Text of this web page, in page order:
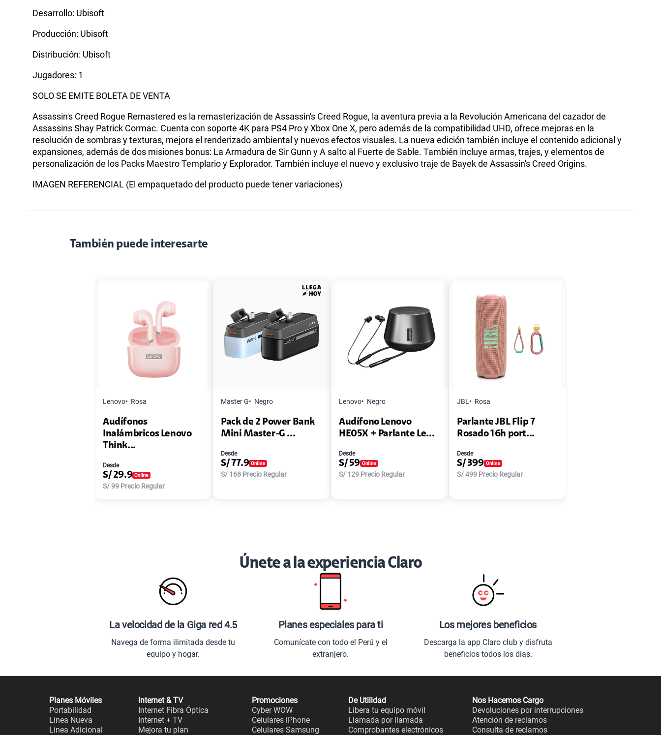
Desarrollo: Ubisoft
Producción: Ubisoft
Distribución: Ubisoft
Jugadores: 1
SOLO SE EMITE BOLETA DE VENTA
Assassin's Creed Rogue Remastered es la remasterización de Assassin's Creed Rogue, la aventura previa a la Revolución Americana del cazador de
Assassins Shay Patrick Cormac. Cuenta con soporte 4K para PS4 Pro y Xbox One X, pero además de la compatibilidad UHD, ofrece mejoras en la
resolución de sombras y texturas, mejora el renderizado ambiental y nuevos efectos visuales. La nueva edición también incluye el contenido adicional y
expansiones, además de dos misiones bonus: La Armadura de Sir Gunn y A salto al Fuerte de Sable. También incluye armas, trajes, y elementos de
personalización de los Packs Maestro Templario y Explorador. También incluye el nuevo y exclusivo traje de Bayek de Assassin's Creed Origins.
IMAGEN REFERENCIAL (El empaquetado del producto puede tener variaciones)
También puede interesarte
Lenovo Rosa
Audífonos
Inalámbricos Lenovo
Think...
Desde
S/ 29.9
S/99 Precio Regular
Master G Negro
Pack de 2 Power Bank
Mini Master-G ...
Desde
S/77.9
S/ 168 Precio Regular
Lenovo Negro
Audífono Lenovo
HE05X + Parlante Le...
Desde
S/ 59
S/ 129 Precio Regular
JBL Rosa
Parlante JBL Flip 7
Rosado 16h port...
Desde
S/ 399
S/499 Precio Regular
Únete a la experiencia Claro
La velocidad de la Giga red 4.5
Navega de forma ilimitada desde tu
equipo y hogar.
Planes especiales para ti
Comunícate con todo el Perú y el
extranjero.
Los mejores beneficios
Descarga la app Claro club y disfruta
beneficios todos los días.
Planes Móviles
Portabilidad
Línea Nueva
Línea Adicional
Internet & TV
Internet Fibra Óptica
Internet + TV
Mejora tu plan
Promociones
Cyber WOW
Celulares iPhone
Celulares Samsung
De Utilidad
Libera tu equipo móvil
Llamada por llamada
Comprobantes electrónicos
Nos Hacemos Cargo
Devoluciones por interrupciones
Atención de reclamos
Consulta de reclamos